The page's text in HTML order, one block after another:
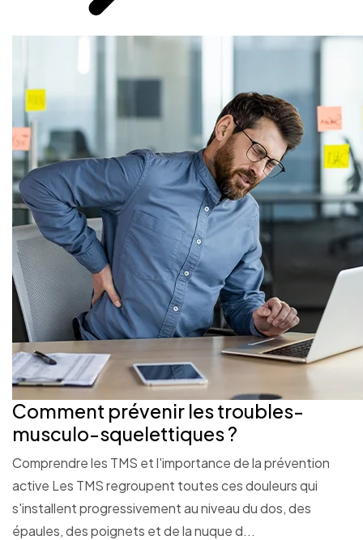
Comment prévenir les troubles-
musculo-squelettiques ?
Comprendre les TMS et l'importance de la prévention
active Les TMS regroupent toutes ces douleurs qui
s'installent progressivement au niveau du dos, des
épaules, des poignets et de la nuque d...